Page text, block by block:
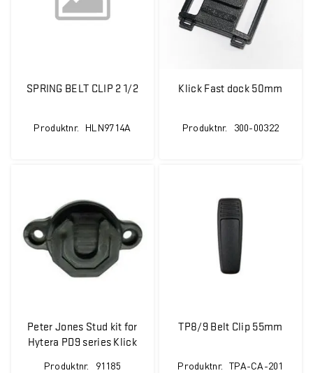
SPRING BELT CLIP 2 1/2
Produktnr. HLN9714A
Klick Fast dock 50mm
Produktnr. 300-00322
Peter Jones Stud kit for
Hytera PD9 series Klick
Produktnr. 91185
TP8/9 Belt Clip 55mm
Produktnr. TPA-CA-201